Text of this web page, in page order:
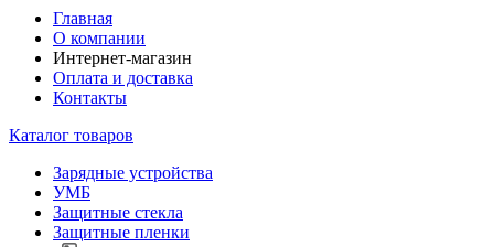
Главная
О компании
Интернет-магазин
Оплата и доставка
Контакты
Каталог товаров
Зарядные устройства
УМБ
Защитные стекла
Защитные пленки